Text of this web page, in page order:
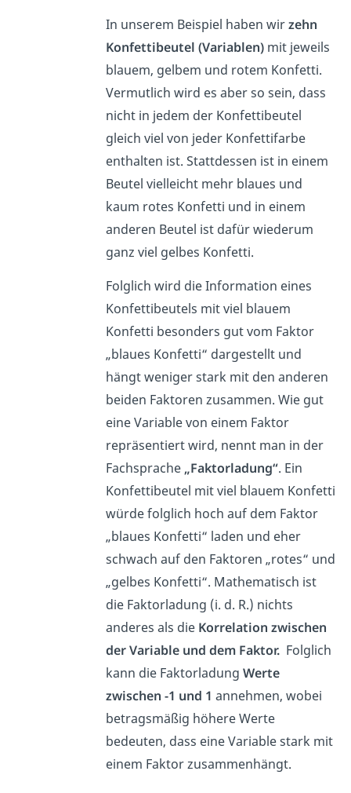
In unserem Beispiel haben wirzehn
Konfettibeutel (Variablen)mit jeweils
blauem, gelbem und rotem Konfetti.
Vermutlich wird es aber so sein, dass
nicht in jedem der Konfettibeutel
gleich viel von jeder Konfettifarbe
enthalten ist. Stattdessen ist in einem
Beutel vielleicht mehr blaues und
kaum rotes Konfetti und in einem
anderen Beutel ist dafür wiederum
ganz viel gelbes Konfetti.
Folglich wird die Information eines
Konfettibeutels mit viel blauem
Konfetti besonders gut vom Faktor
„blaues Konfetti“ dargestellt und
hängt weniger stark mit den anderen
beiden Faktoren zusammen. Wie gut
eine Variable von einem Faktor
repräsentiert wird, nennt man in der
Fachsprache „Faktorladung“. Ein
Konfettibeutel mit viel blauem Konfetti
würde folglich hoch auf dem Faktor
„blaues Konfetti“ laden und eher
schwach auf den Faktoren „rotes“ und
„gelbes Konfetti“. Mathematisch ist
die Faktorladung (i. d. R.) nichts
anderes als die Korrelation zwischen
der Variable und dem Faktor.Folglich
kann die Faktorladung Werte
zwischen -1 und 1 annehmen, wobei
betragsmäßig höhere Werte
bedeuten, dass eine Variable stark mit
einem Faktor zusammenhängt.